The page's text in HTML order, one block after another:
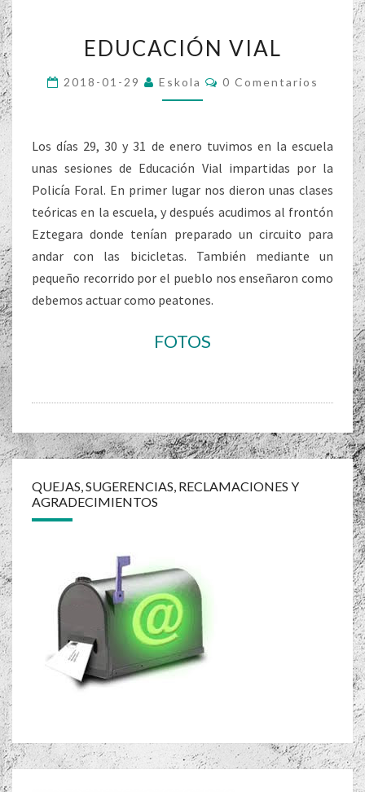
VIAL
EDUCACIÓN VIAL
2018-01-29 Eskola Comentarios
0 Comentarios
Los días 29, 30 y 31 de enero tuvimos en la escuela
unas sesiones de Educación Vial impartidas por la
Policía Foral. En primer lugar nos dieron unas clases
teóricas en la escuela, y después acudimos al frontón
Eztegara donde tenían preparado un circuito para
andar con las bicicletas. También mediante un
pequeño recorrido por el pueblo nos enseñaron como
debemos actuar como peatones.
FOTOS
Navegación
de
entradas
QUEJAS, SUGERENCIAS, RECLAMACIONES Y
AGRADECIMIENTOS